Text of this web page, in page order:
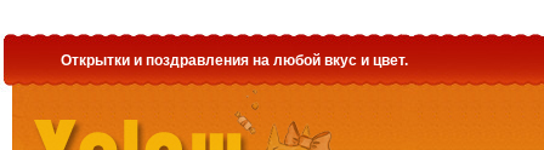
Открытки и поздравления на любой вкус и цвет.